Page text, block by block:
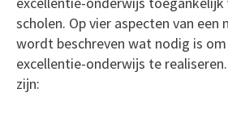
scholen. Op vier aspecten van een
wordt beschreven wat nodig is
excellentie-onderwijs te
zijn: